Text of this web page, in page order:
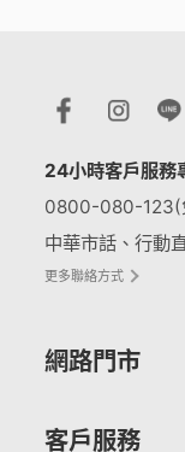
24小時客戶服務
0800-080-123(
中華市話、行動
更多聯絡方式
網路門市
客戶服務